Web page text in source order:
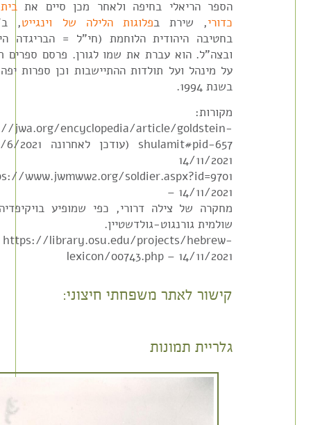
הספר הריאלי בחיפה ולאחר מכן סיים את
כדורי, שירת בפלוגות הלילה של וינגייט,
בחטיבה היהודית הלוחמת (חי"ל = הבריגדה
ובצה"ל. הוא עברת את שמו לגורן. פרסם ספרים
על מינהל ועל תולדות ההתיישבות וכן ספרות
בשנת 1994.
מקורות:
jwa.org/encyclopedia/article/goldstein-
14/11/2021
www.jwmww2.org/soldier.aspx?id=9701
– 14/11/2021
מחקרה של צילה דרורי, כפי שמופיע
שולמית גורנגוט-גולדשטיין.
https://library.osu.edu/projects/hebrew-
lexicon/00743.php – 14/11/2021
קישור לאתר משפחתי חיצוני:
גלריית תמונות